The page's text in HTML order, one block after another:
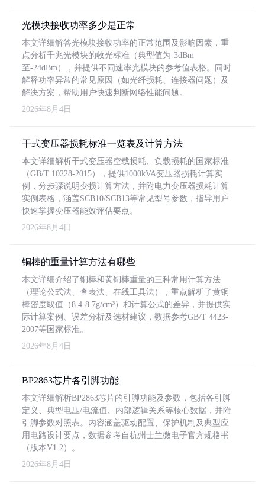
光模块接收功率多少是正常
本文详细解答光模块接收功率的正常范围及影响因素，重
点分析千兆光模块的收光标准（典型值为-3dBm
至-24dBm），并提供不同速率光模块的参考值表格。同时
解释功率异常的常见原因（如光纤损耗、连接器问题）及
解决方案，帮助用户快速判断网络性能问题。
2026年8月4日
干式变压器损耗标准一览表及计算方法
本文详细解析干式变压器空载损耗、负载损耗的国家标准
（GB/T 10228-2015），提供1000kVA变压器损耗计算实
例，分步骤说明变损计算方法，并附电力变压器损耗计算
实例表格，涵盖SCB10/SCB13等常见型号参数，指导用户
快速掌握变压器能效评估要点。
2026年8月4日
铜棒的重量计算方法有哪些
本文详细介绍了铜棒和黄铜棒重量的三种常用计算方法
（理论公式法、查表法、在线工具法），重点解析了黄铜
棒密度取值（8.4-8.7g/cm³）和计算公式的差异，并提供实
际计算案例、误差分析及选材建议，数据参考GB/T 4423-
2007等国家标准。
2026年8月4日
BP2863芯片各引脚功能
本文详细解析BP2863芯片的引脚功能及参数，包括各引脚
定义、典型电压/电流值、内部逻辑关系等核心数据，并附
引脚参数对照表。内容涵盖驱动配置、保护机制及典型应
用电路设计要点，数据参考自杭州士兰微电子官方规格书
（版本V1.2）。
2026年8月4日